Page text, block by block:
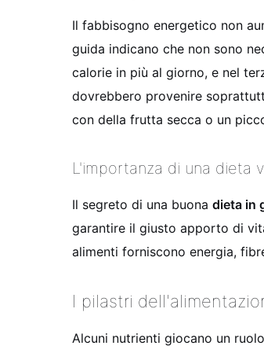
Il fabbisogno energetico non
guida indicano che non sono
calorie in più al giorno, e nel
dovrebbero provenire
con della frutta secca o un
L'importanza di una dieta
Il segreto di una buona dieta in
garantire il giusto apporto di
alimenti forniscono energia,
I pilastri
Alcuni nutrienti giocano un